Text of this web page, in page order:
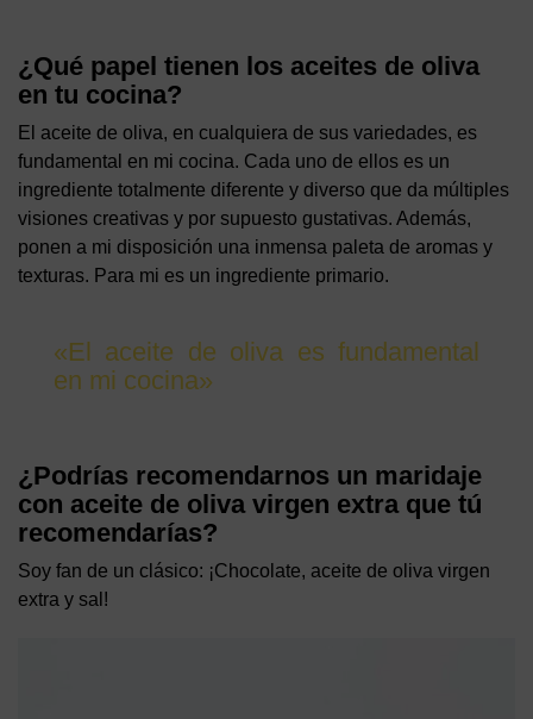
¿Qué papel tienen los aceites de oliva
en tu cocina?
El aceite de oliva, en cualquiera de sus variedades, es
fundamental en mi cocina. Cada uno de ellos es un
ingrediente totalmente diferente y diverso que da múltiples
visiones creativas y por supuesto gustativas. Además,
ponen a mi disposición una inmensa paleta de aromas y
texturas. Para mi es un ingrediente primario.
«El aceite de oliva es fundamental
en mi cocina»
¿Podrías recomendarnos un maridaje
con aceite de oliva virgen extra que tú
recomendarías?
Soy fan de un clásico: ¡Chocolate, aceite de oliva virgen
extra y sal!